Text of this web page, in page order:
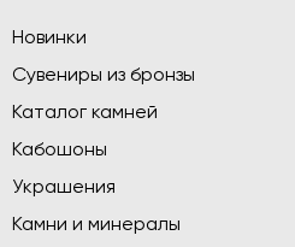
Новинки
Сувениры из бронзы
Каталог камней
Кабошоны
Украшения
Камни и минералы